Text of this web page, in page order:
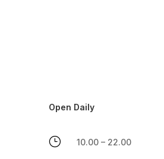
Open Daily
} 10.00 – 22.00